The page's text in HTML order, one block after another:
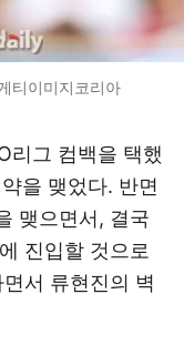
티이미지코리아
리그 컴백을 택했
을 맺었다. 반면
맺으면서, 결국
진입할 것으로
서 류현진의 벽